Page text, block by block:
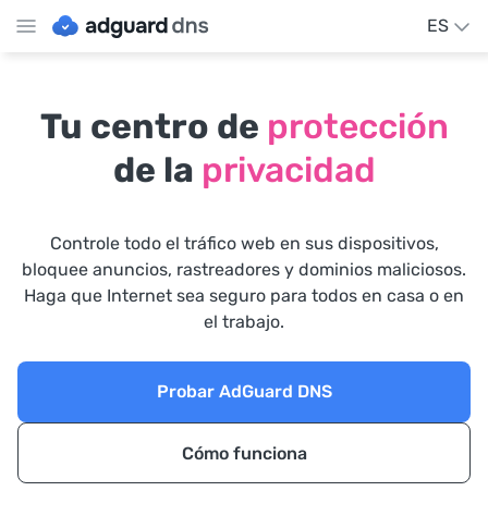
ES
Tu centro de protección
de la privacidad
Controle todo el tráfico web en sus dispositivos,
bloquee anuncios, rastreadores y dominios maliciosos.
Haga que Internet sea seguro para todos en casa o en
el trabajo.
Probar AdGuard DNS
Cómo funciona